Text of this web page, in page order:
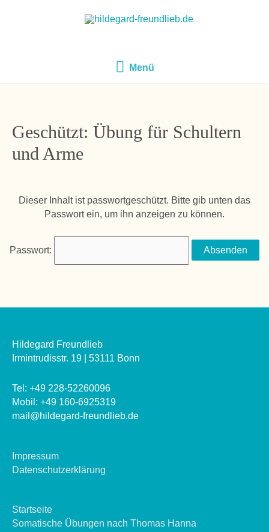
Menü
Menü
Geschützt: Übung für Schultern
und Arme
Dieser Inhalt ist passwortgeschützt. Bitte gib unten das
Passwort ein, um ihn anzeigen zu können.
Passwort:
Hildegard Freundlieb
Irmintrudisstr. 19 | 53111 Bonn
Tel: +49 228-52260096
Mobil: +49 160-6925319
mail@hildegard-freundlieb.de
Impressum
Datenschutzerklärung
Startseite
Somatische Übungen nach Thomas Hanna